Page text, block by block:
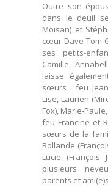
Outre son
dans le deuil
Moisan) et
cœur Dave Tom-
ses petits-
Camille,
laisse
sœurs : feu
Lise, Laurien
Fox), Marie-
feu Francine et
sœurs de la
Rollande
Lucie (François
plusieurs
parents et